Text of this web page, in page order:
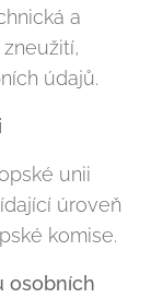
a
údajů.
unii
úroveň
komise.
osobních